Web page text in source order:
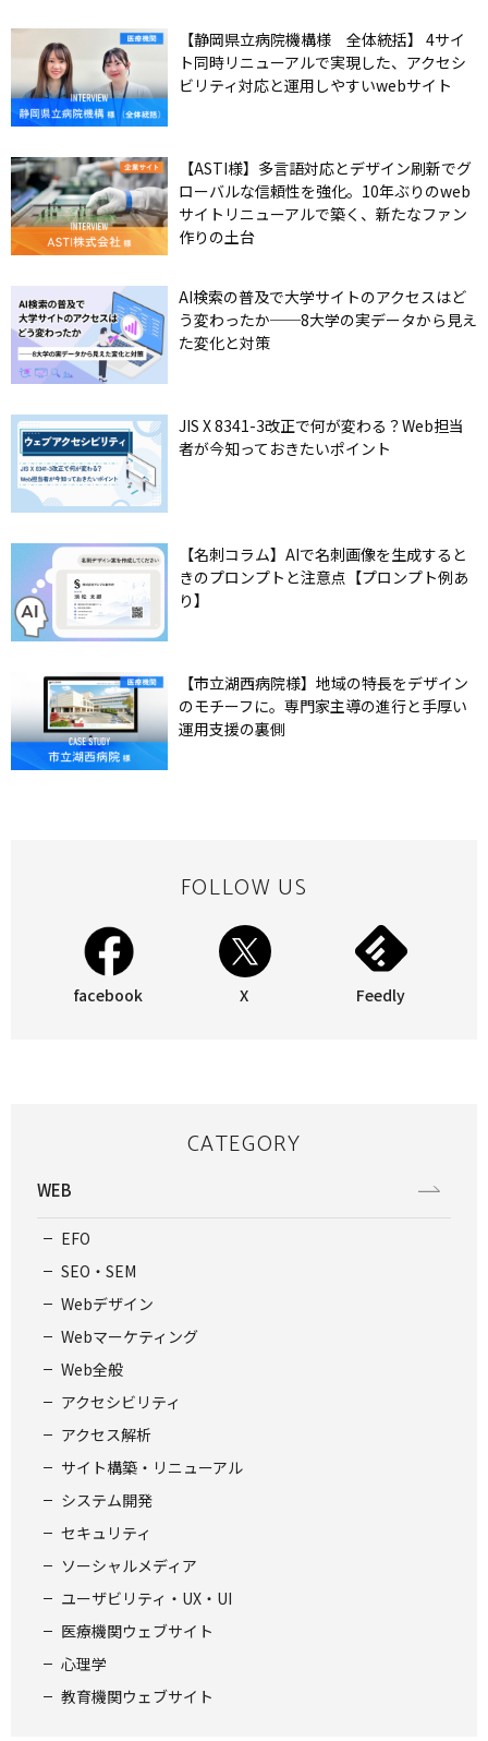
【静岡県立病院機構様 全体統括】 4サイ
ト同時リニューアルで実現した、アクセシ
ビリティ対応と運用しやすいwebサイト
【ASTI様】多言語対応とデザイン刷新でグ
ローバルな信頼性を強化。10年ぶりのweb
サイトリニューアルで築く、新たなファン
作りの土台
AI検索の普及で大学サイトのアクセスはど
う変わったか──8大学の実データから見え
た変化と対策
JIS X 8341-3改正で何が変わる？Web担当
者が今知っておきたいポイント
【名刺コラム】AIで名刺画像を生成すると
きのプロンプトと注意点【プロンプト例あ
り】
【市立湖西病院様】地域の特長をデザイン
のモチーフに。専門家主導の進行と手厚い
運用支援の裏側
FOLLOW US
facebook X Feedly
CATEGORY
WEB
EFO
SEO・SEM
Webデザイン
Webマーケティング
Web全般
アクセシビリティ
アクセス解析
サイト構築・リニューアル
システム開発
セキュリティ
ソーシャルメディア
ユーザビリティ・UX・UI
医療機関ウェブサイト
心理学
教育機関ウェブサイト